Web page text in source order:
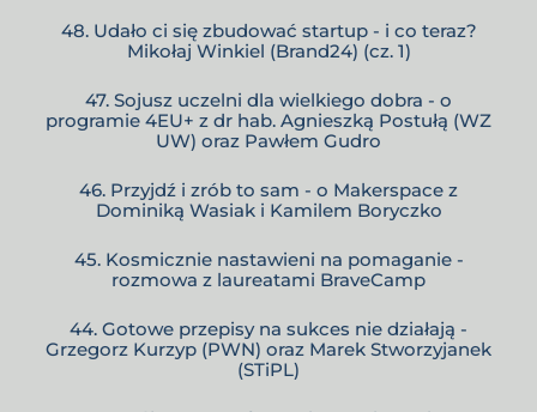
48. Udało ci się zbudować startup - i co teraz?
Mikołaj Winkiel (Brand24) (cz. 1)
47. Sojusz uczelni dla wielkiego dobra - o
programie 4EU+ z dr hab. Agnieszką Postułą (WZ
UW) oraz Pawłem Gudro
46. Przyjdź i zrób to sam - o Makerspace z
Dominiką Wasiak i Kamilem Boryczko
45. Kosmicznie nastawieni na pomaganie -
rozmowa z laureatami BraveCamp
44. Gotowe przepisy na sukces nie działają -
Grzegorz Kurzyp (PWN) oraz Marek Stworzyjanek
(STiPL)